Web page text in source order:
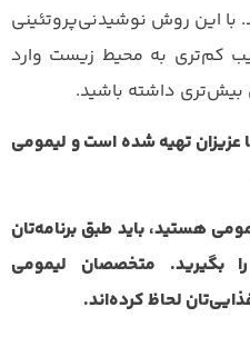
با این روش نوشیدنی‌پروتئینی
کم‌تری به محیط زیست وارد
داشته باشید.
عزیزان تهیه شده است و لیمومی
هستید، باید طبق برنامه‌تان
بگیرید. متخصصان لیمومی
لحاظ کرده‌اند.